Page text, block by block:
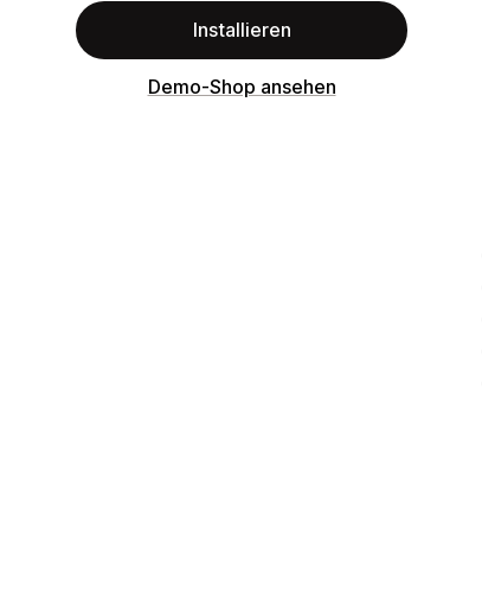
Installieren
Demo-Shop ansehen